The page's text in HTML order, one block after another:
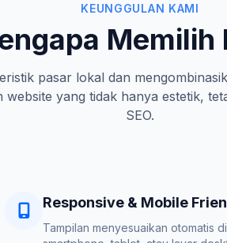
KEUNGGULAN KAMI
Memilih
pasar lokal dan
yang tidak hanya estetik,
SEO.
Responsive & Mobile
Tampilan menyesuaikan otomatis di